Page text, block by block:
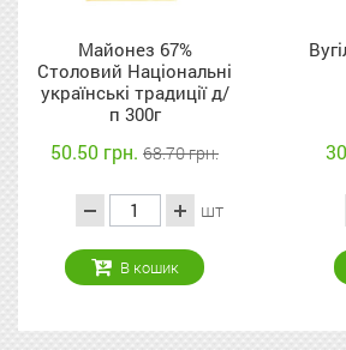
д/
грн.
Вугілля деревне 2,5 кг
307.10 грн. / 1 шт